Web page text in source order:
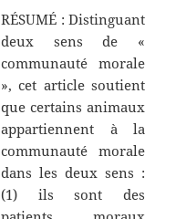
RÉSUMÉ : Distinguant
deux sens de «
communauté morale
», cet article soutient
que certains animaux
appartiennent à la
communauté morale
dans les deux sens :
(1) ils sont des